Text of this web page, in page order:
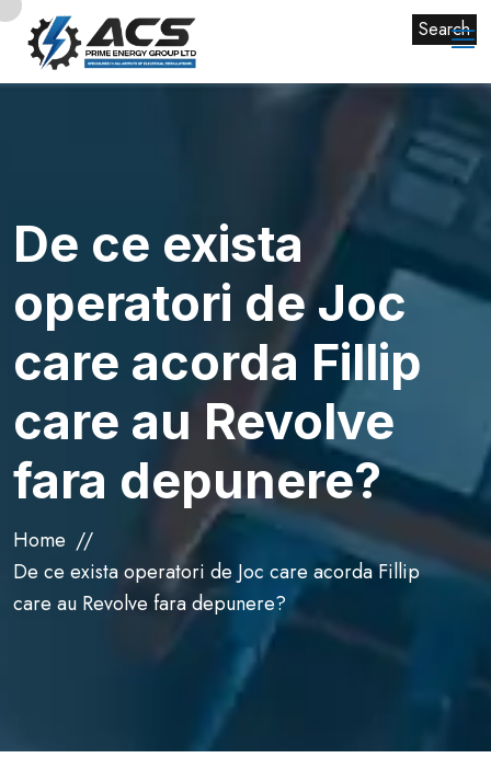
De ce exista
operatori de Joc
care acorda Fillip
care au Revolve
fara depunere?
Home
De ce exista operatori de Joc care acorda Fillip
care au Revolve fara depunere?
Search